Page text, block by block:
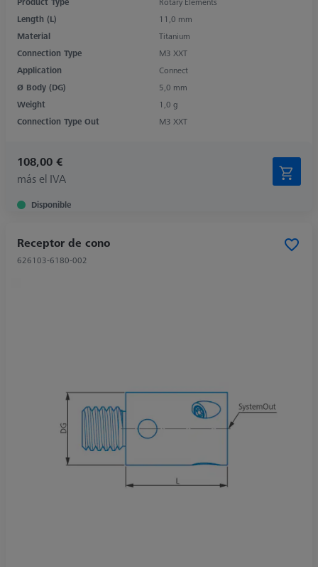
Length (L)
11,0 mm
Material
Titanium
Connection Type
M3 XXT
Application
Connect
Ø Body (DG)
5,0 mm
Weight
1,0 g
Connection Type Out
M3 XXT
108,00 €
más el IVA
Disponible
Receptor de cono
626103-6180-002